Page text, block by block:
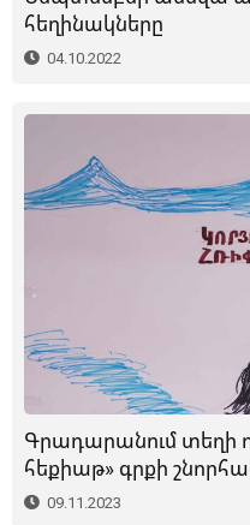
հեղինակները
04.10.2022
Գրադարանում տեղի
հեքիաթ» գրքի
09.11.2023